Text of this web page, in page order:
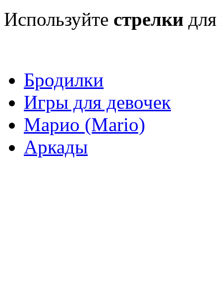
Используйте стрелки
Бродилки
Игры для девочек
Марио (Mario)
Аркады